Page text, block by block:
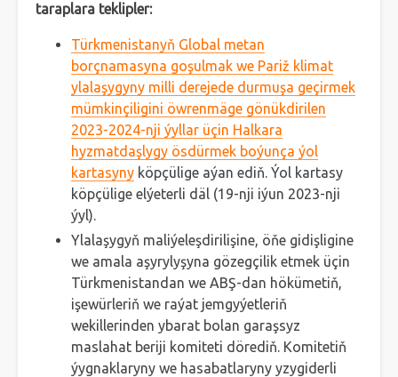
taraplara teklipler:
Türkmenistanyň Global metan
borçnamasyna goşulmak we Pariž klimat
ylalaşygyny milli derejede durmuşa geçirmek
mümkinçiligini öwrenmäge gönükdirilen
2023-2024-nji ýyllar üçin Halkara
hyzmatdaşlygy ösdürmek boýunça ýol
kartasyny köpçülige aýan ediň. Ýol kartasy
köpçülige elýeterli däl (19-nji iýun 2023-nji
ýyl).
Ylalaşygyň maliýeleşdirilişine, öňe gidişligine
we amala aşyrylyşyna gözegçilik etmek üçin
Türkmenistandan we ABŞ-dan hökümetiň,
işewürleriň we raýat jemgyýetleriň
wekillerinden ybarat bolan garaşsyz
maslahat beriji komiteti dörediň. Komitetiň
ýygnaklaryny we hasabatlaryny yzygiderli